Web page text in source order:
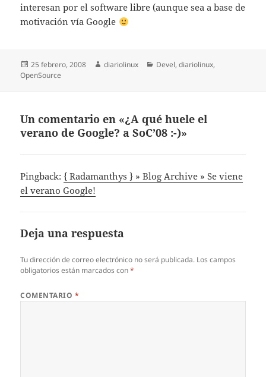
interesan por el software libre (aunque sea a base de
motivación vía Google
Publicado
el
25 febrero, 2008 Autor
diariolinux Categorías
Devel,diariolinux,
OpenSource
Un comentario en «¿A qué huele el
verano de Google? a SoC’08 :-)»
Pingback:{ Radamanthys } » Blog Archive » Se viene
el verano Google!
Deja una respuesta
Tu dirección de correo electrónico no será publicada. Los campos
obligatorios están marcados con*
COMENTARIO *